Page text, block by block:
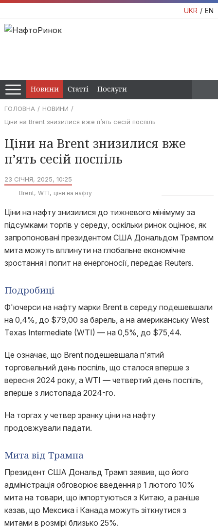
UKR EN
Новини Статті Послуги
ГОЛОВНА
НОВИНИ
Ціни на Brent знизилися вже п’ять сесій поспіль
Ціни на Brent знизилися вже
п’ять сесій поспіль
23 СІЧНЯ, 2025, 10:25
Brent WTI ціни на нафту
Ціни на нафту знизилися до тижневого мінімуму за
підсумками торгів у середу, оскільки ринок оцінює, як
запропоновані президентом США Дональдом Трампом
мита можуть вплинути на глобальне економічне
зростання і попит на енергоносії, передає Reuters.
Подробиці
Ф'ючерси на нафту марки Brent в середу подешевшали
на 0,4%, до $79,00 за барель, а на американську West
Texas Intermediate (WTI) — на 0,5%, до $75,44.
Це означає, що Brent подешевшала п'ятий
торговельний день поспіль, що сталося вперше з
вересня 2024 року, а WTI — четвертий день поспіль,
вперше з листопада 2024-го.
На торгах у четвер зранку ціни на нафту
продовжували падати.
Мита від Трампа
Президент США Дональд Трамп заявив, що його
адміністрація обговорює введення p 1 лютого 10%
мита на товари, що імпортуються з Китаю, а раніше
казав, що Мексика і Канада можуть зіткнутися з
митами в розмірі близько 25%.